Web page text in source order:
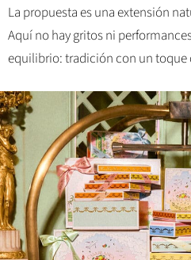
La propuesta es una extensión
Aquí no hay gritos ni
equilibrio: tradición con un toque